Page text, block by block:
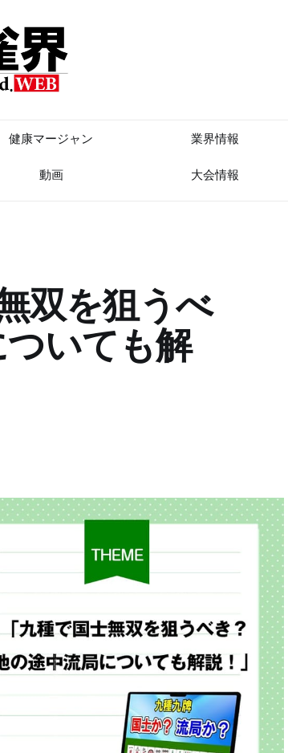
健康マージャン 業界情報
動画 大会情報
双を狙うべ
いても解